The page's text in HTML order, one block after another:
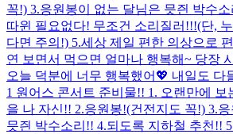
꼭!) 3.응원봉이 없는 달님은 믓즨 박수
따윈 필요없다! 무조건 소리질러!!!(단,
다면 주의!) 5.세상 제일 편한 의상으로
연 보면서 먹으면 얼마나 행복해~ 당장
오늘 덕분에 너무 행복했어💖 내일도 다
1 원어스 콘서트 준비물!! 1. 오랜만에 보
을 나 자신!! 2.응원봉!(건전지도 꼭!) 3.
믓즨 박수소리!! 4.되도록 지하철 추천!!